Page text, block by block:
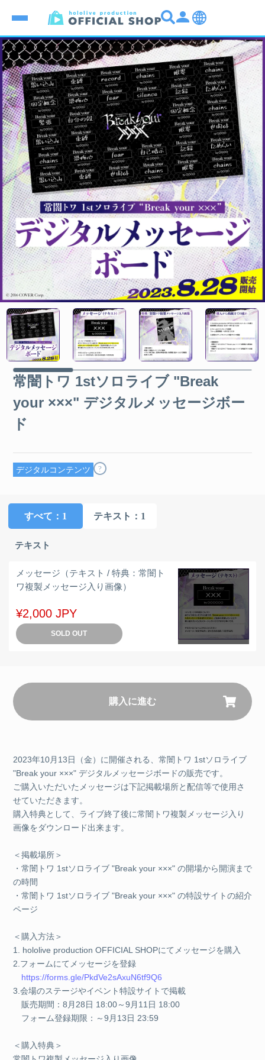
常闇トワ 1stソロライブ "Break
your ×××" デジタルメッセージボー
ド
デジタルコンテンツ ?
すべて ：1 テキスト ：1
テキスト
メッセージ（テキスト / 特典：常闇ト
ワ複製メッセージ入り画像）
¥2,000 JPY
SOLD OUT
購入に進む
2023年10月13日（金）に開催される、常闇トワ 1stソロライブ
"Break your ×××" デジタルメッセージボードの販売です。
ご購入いただいたメッセージは下記掲載場所と配信等で使用さ
せていただきます。
購入特典として、ライブ終了後に常闇トワ複製メッセージ入り
画像をダウンロード出来ます。
＜掲載場所＞
・常闇トワ 1stソロライブ "Break your ×××" の開場から開演まで
の時間
・常闇トワ 1stソロライブ "Break your ×××" の特設サイトの紹介
ページ
＜購入方法＞
1. hololive production OFFICIAL SHOPにてメッセージを購入
2.フォームにてメッセージを登録
https://forms.gle/PkdVe2sAxuN6tf9Q6
3.会場のステージやイベント特設サイトで掲載
販売期間：8月28日 18:00～9月11日 18:00
フォーム登録期限：～9月13日 23:59
＜購入特典＞